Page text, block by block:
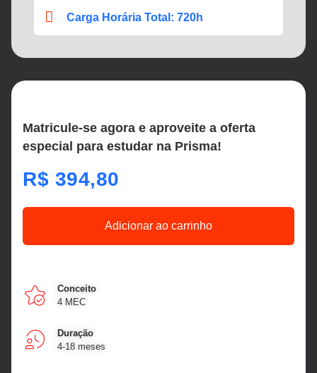
Carga Horária Total: 720h
Matricule-se agora e aproveite a oferta
especial para estudar na Prisma!
R$ 394,80
Adicionar ao carrinho
Conceito
4 MEC
Duração
4-18 meses